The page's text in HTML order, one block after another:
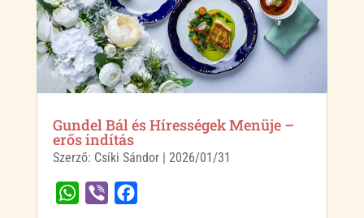
Gundel Bál és Hírességek Menüje –
erős indítás
Szerző: Csíki Sándor| 2026/01/31